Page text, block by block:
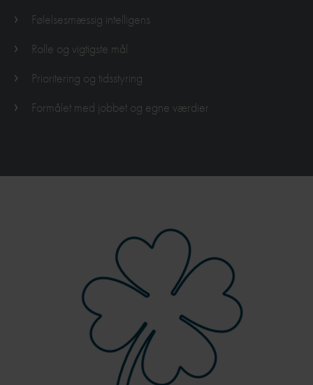
Følelsesmæssig intelligens
Rolle og vigtigste mål
Prioritering og tidsstyring
Formålet med jobbet og egne værdier